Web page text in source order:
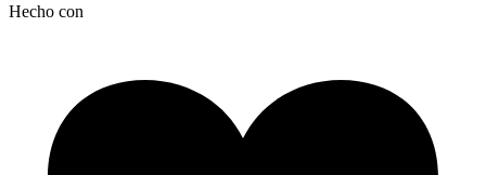
Hecho con